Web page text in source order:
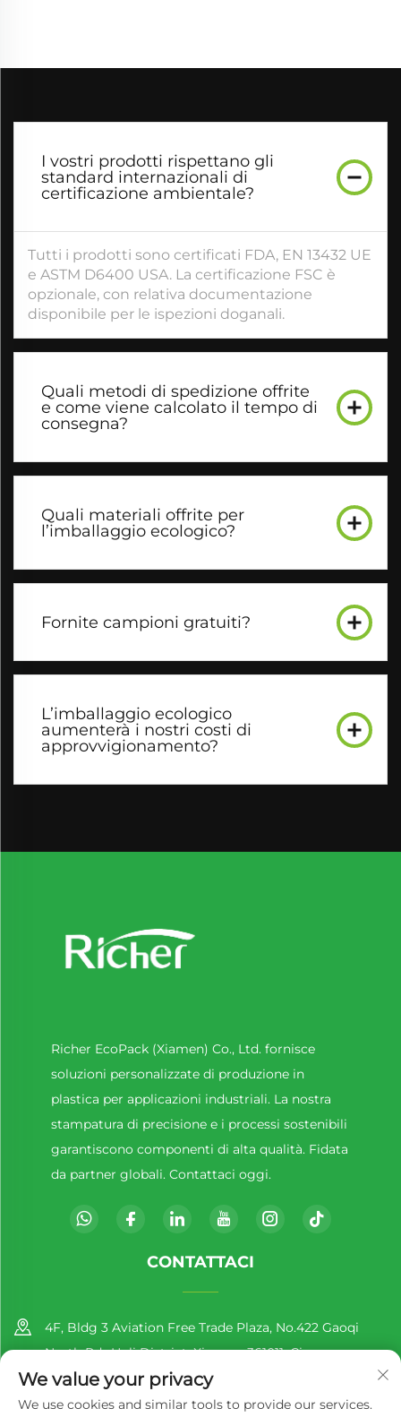
I vostri prodotti rispettano gli
standard internazionali di
certificazione ambientale?
Tutti i prodotti sono certificati FDA, EN 13432 UE
e ASTM D6400 USA. La certificazione FSC è
opzionale, con relativa documentazione
disponibile per le ispezioni doganali.
Quali metodi di spedizione offrite
e come viene calcolato il tempo di
consegna?
Quali materiali offrite per
l’imballaggio ecologico?
Fornite campioni gratuiti?
L’imballaggio ecologico
aumenterà i nostri costi di
approvvigionamento?
Richer EcoPack (Xiamen) Co., Ltd. fornisce
soluzioni personalizzate di produzione in
plastica per applicazioni industriali. La nostra
stampatura di precisione e i processi sostenibili
garantiscono componenti di alta qualità. Fidata
da partner globali. Contattaci oggi.
CONTATTACI
4F, Bldg 3 Aviation Free Trade Plaza, No.422 Gaoqi
North Rd., Huli District, Xiamen, 361011, Cina
+86-13860188777
We value your privacy
We use cookies and similar tools to provide our services.